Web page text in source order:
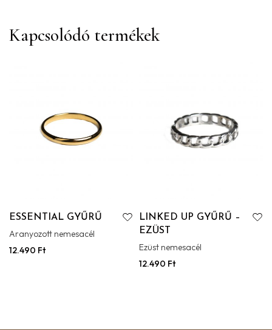
Kapcsolódó termékek
ESSENTIAL GYŰRŰ
Aranyozott nemesacél
12.490 Ft
LINKED UP GYŰRŰ –
EZÜST
Ezüst nemesacél
12.490 Ft